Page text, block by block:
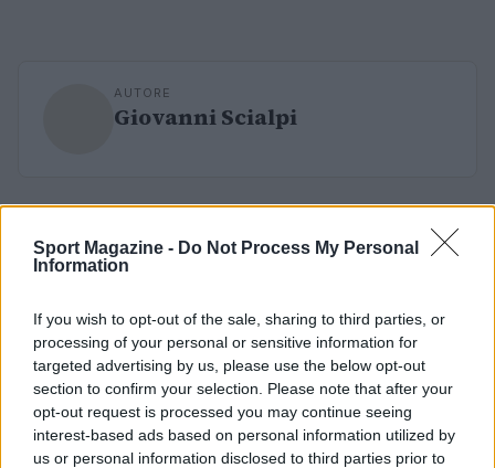
Sport Magazine - Do Not Process My Personal
Information
If you wish to opt-out of the sale, sharing to third parties, or
processing of your personal or sensitive information for
targeted advertising by us, please use the below opt-out
section to confirm your selection. Please note that after your
opt-out request is processed you may continue seeing
interest-based ads based on personal information utilized by
us or personal information disclosed to third parties prior to
AUTORE
Giovanni Scialpi